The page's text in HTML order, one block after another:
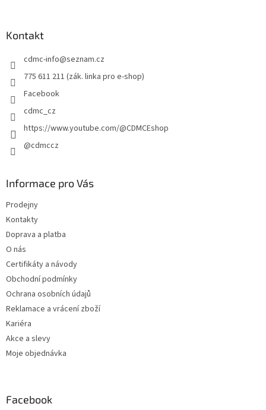
Kontakt
cdmc-info@seznam.cz
775 611 211 (zák. linka pro e-shop)
Facebook
cdmc_cz
https://www.youtube.com/@CDMCEshop
@cdmccz
Informace pro Vás
Prodejny
Kontakty
Doprava a platba
O nás
Certifikáty a návody
Obchodní podmínky
Ochrana osobních údajů
Reklamace a vrácení zboží
Kariéra
Akce a slevy
Moje objednávka
Facebook